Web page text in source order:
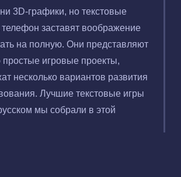
3D-графики, но текстовые
заставят воображение
на полную. Они представляют
простые игровые проекты,
несколько вариантов развития
Лучшие текстовые игры
мы собрали в этой